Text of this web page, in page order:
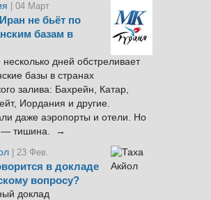
| 04 Март
не бьёт по
базам в
дней обстреливает
базы в странах
залива: Бахрейн, Катар,
Иордания и другие.
даже аэропорты и отели. Но
— тишина. →
| 23 Фев.
в докладе
вопросу?
доклад